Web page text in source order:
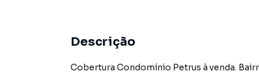
Descrição
Cobertura Condomínio Petrus à venda.